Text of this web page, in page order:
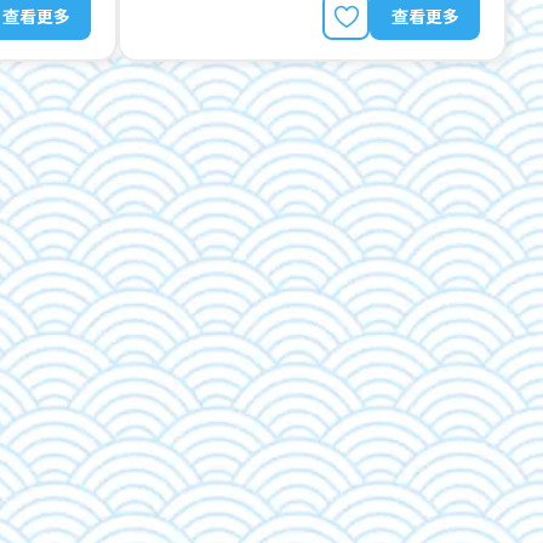
查看更多 查看更多